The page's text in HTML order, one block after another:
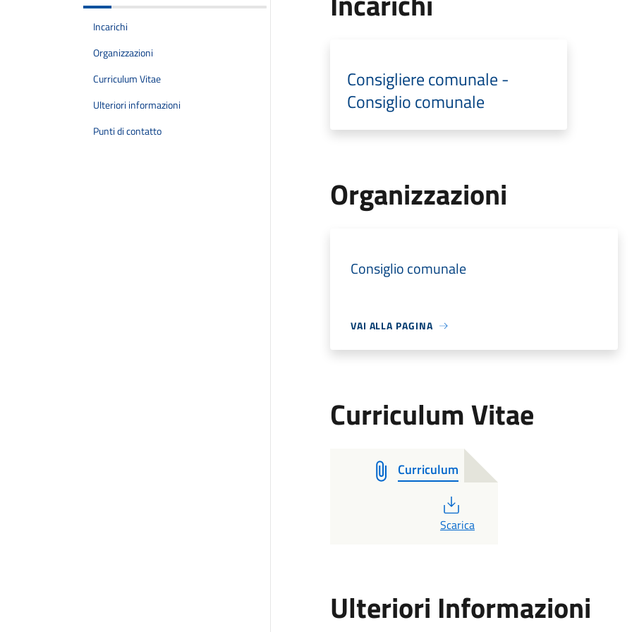
Incarichi
Organizzazioni
Curriculum Vitae
Ulteriori informazioni
Punti di contatto
Consigliere comunale -
Consiglio comunale
Organizzazioni
Consiglio comunale
VAI ALLA PAGINA
Curriculum Vitae
Curriculum
PDF
Scarica
Ulteriori Informazioni